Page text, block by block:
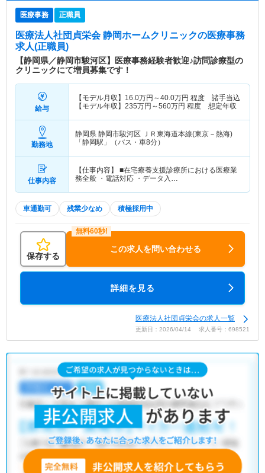
医療事務 正職員
医療法人社団貞栄会 静岡ホームクリニックの医療事務
求人(正職員)
【静岡県／静岡市駿河区】医療事務経験者歓迎♪訪問診療型の
クリニックにて増員募集です！
給与
【モデル月収】 16.0万円～40.0万円 程度 諸手当込
【モデル年収】 235万円～560万円 程度 想定年収
勤務地
静岡県 静岡市駿河区 ＪＲ東海道本線(東京－熱海)
「静岡駅」（バス・車8分）
仕事内容
【仕事内容】 ■在宅療養支援診療所における医療業
務全般 ・電話対応 ・データ入…
車通勤可 残業少なめ 積極採用中
保存する
この求人を問い合わせる
詳細を見る
医療法人社団貞栄会の求人一覧
更新日：2026/04/14 求人番号：698521